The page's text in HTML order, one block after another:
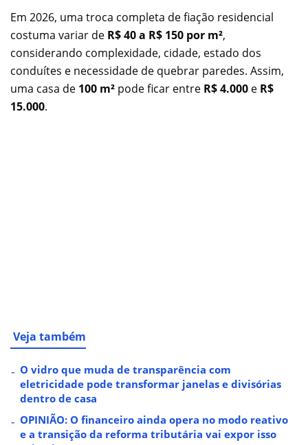
Em 2026, uma troca completa de fiação residencial
costuma variar de R$ 40 a R$ 150 por m²,
considerando complexidade, cidade, estado dos
conduítes e necessidade de quebrar paredes. Assim,
uma casa de 100 m² pode ficar entre R$ 4.000 e R$
15.000.
Veja também
O vidro que muda de transparência com
eletricidade pode transformar janelas e divisórias
dentro de casa
OPINIÃO: O financeiro ainda opera no modo reativo
e a transição da reforma tributária vai expor isso